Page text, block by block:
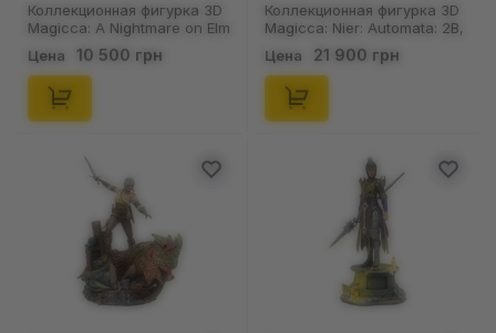
Коллекционная фигурка 3D
Magicca: A Nightmare on Elm
Street: Freddy Crueger,
(80032)
Цена 10 500 грн
Коллекционная фигурка 3D
Magicca: Nier: Automata: 2B,
(80039)
Цена 21 900 грн